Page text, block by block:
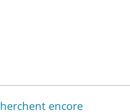
encore